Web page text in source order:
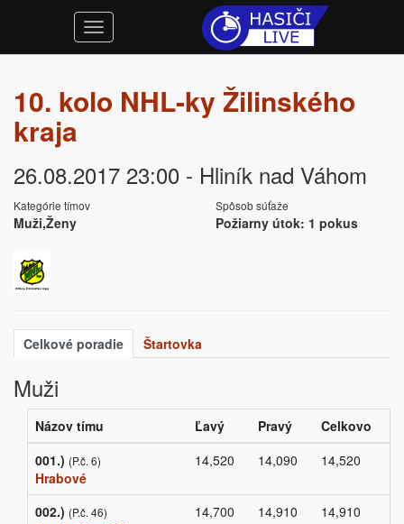
10. kolo NHL-ky Žilinského
kraja
26.08.2017 23:00 - Hliník nad Váhom
Kategórie tímov
Muži,Ženy
Spôsob súťaže
Požiarny útok: 1 pokus
Celkové poradie Štartovka
Muži
Názov tímu Ľavý Pravý
Celkovo
001.) (P.č. 6)
Hrabové
14,520 14,090 14,520
002.) (P.č. 46) 14,700 14,910 14,910